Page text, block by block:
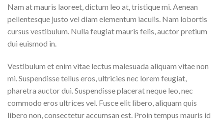
Nam at mauris laoreet, dictum leo at, tristique mi. Aenean
pellentesque justo vel diam elementum iaculis. Nam lobortis
cursus vestibulum. Nulla feugiat mauris felis, auctor pretium
dui euismod in.
Vestibulum et enim vitae lectus malesuada aliquam vitae non
mi. Suspendisse tellus eros, ultricies nec lorem feugiat,
pharetra auctor dui. Suspendisse placerat neque leo, nec
commodo eros ultrices vel. Fusce elit libero, aliquam quis
libero non, consectetur accumsan est. Proin tempus mauris id